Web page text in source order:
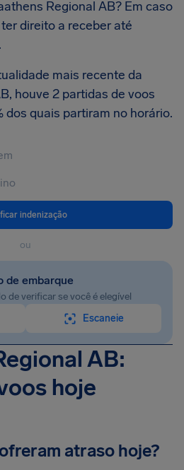
Regional AB? Em caso
direito a receber até
.
mais recente da
houve 2 partidas de voos
dos quais partiram no horário.
indenização
ou
de embarque
de verificar se você é elegível
Escaneie
AB:
hoje
atraso hoje?